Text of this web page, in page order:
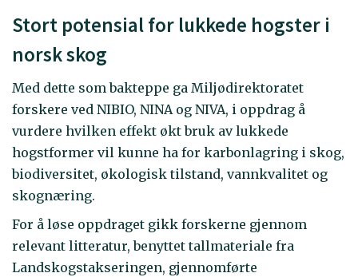
Stort potensial for lukkede hogster i
norsk skog
Med dette som bakteppe ga Miljødirektoratet
forskere ved NIBIO, NINA og NIVA, i oppdrag å
vurdere hvilken effekt økt bruk av lukkede
hogstformer vil kunne ha for karbonlagring i skog,
biodiversitet, økologisk tilstand, vannkvalitet og
skognæring.
For å løse oppdraget gikk forskerne gjennom
relevant litteratur, benyttet tallmateriale fra
Landskogstakseringen, gjennomførte